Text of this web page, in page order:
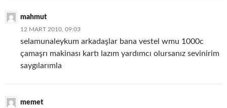
mahmut
12 MART 2010, 09:03
selamunaleykum arkadaşlar bana vestel wmu 1000c
çamaşrı makinası kartı lazım yardımcı olursanız sevinirim
saygılarımla
memet